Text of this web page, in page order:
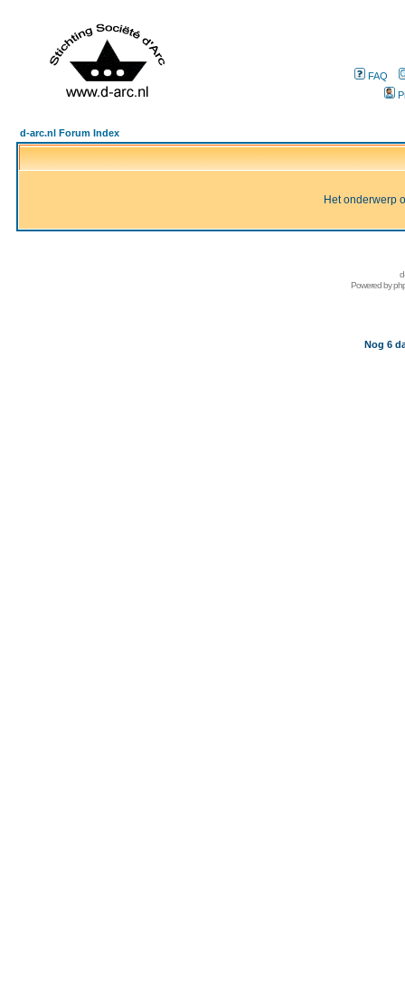
FAQ
d-arc.nl Forum Index
Het onderwerp
Powered by
Nog 6